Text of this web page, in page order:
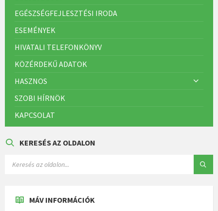
EGÉSZSÉGFEJLESZTÉSI IRODA
ESEMÉNYEK
HIVATALI TELEFONKÖNYV
KÖZÉRDEKŰ ADATOK
HASZNOS
SZOBI HÍRNÖK
KAPCSOLAT
KERESÉS AZ OLDALON
MÁV INFORMÁCIÓK